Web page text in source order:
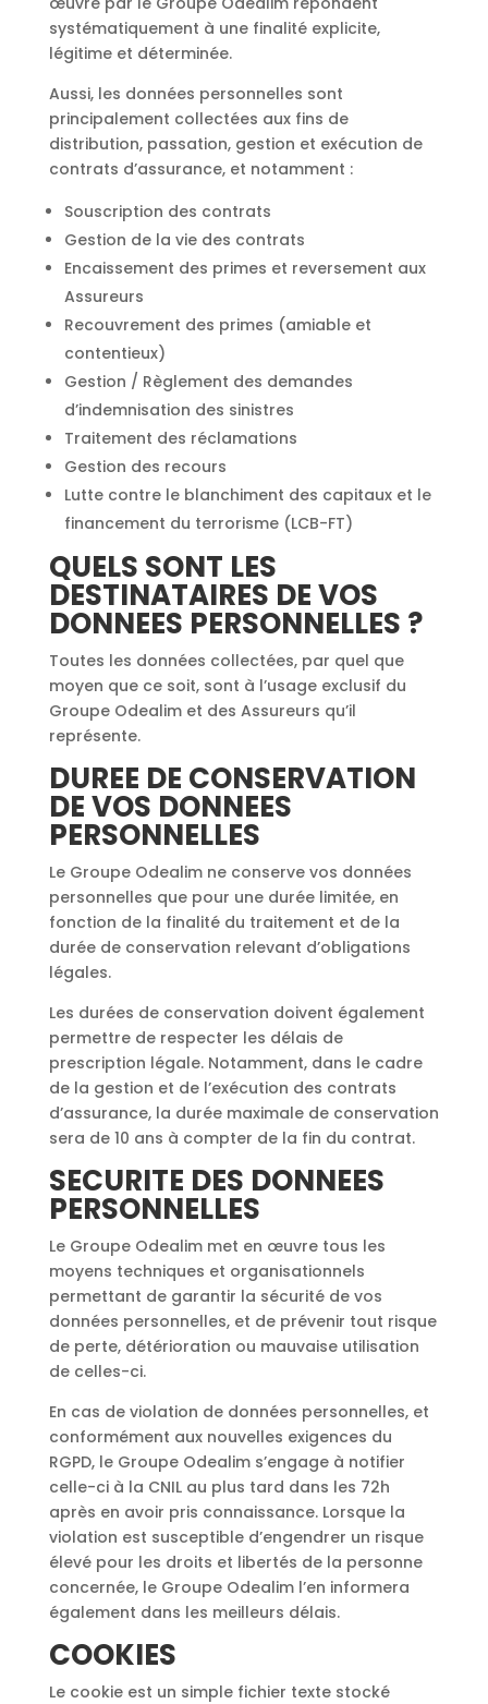
systématiquement à une finalité explicite,
légitime et déterminée.
Aussi, les données personnelles sont
principalement collectées aux fins de
distribution, passation, gestion et exécution de
contrats d’assurance, et notamment :
Souscription des contrats
Gestion de la vie des contrats
Encaissement des primes et reversement aux
Assureurs
Recouvrement des primes (amiable et
contentieux)
Gestion / Règlement des demandes
d’indemnisation des sinistres
Traitement des réclamations
Gestion des recours
Lutte contre le blanchiment des capitaux et le
financement du terrorisme (LCB-FT)
QUELS SONT LES
DESTINATAIRES DE VOS
DONNEES PERSONNELLES ?
Toutes les données collectées, par quel que
moyen que ce soit, sont à l’usage exclusif du
Groupe Odealim et des Assureurs qu’il
représente.
DUREE DE CONSERVATION
DE VOS DONNEES
PERSONNELLES
Le Groupe Odealim ne conserve vos données
personnelles que pour une durée limitée, en
fonction de la finalité du traitement et de la
durée de conservation relevant d’obligations
légales.
Les durées de conservation doivent également
permettre de respecter les délais de
prescription légale. Notamment, dans le cadre
de la gestion et de l’exécution des contrats
d’assurance, la durée maximale de conservation
sera de 10 ans à compter de la fin du contrat.
SECURITE DES DONNEES
PERSONNELLES
Le Groupe Odealim met en œuvre tous les
moyens techniques et organisationnels
permettant de garantir la sécurité de vos
données personnelles, et de prévenir tout risque
de perte, détérioration ou mauvaise utilisation
de celles-ci.
En cas de violation de données personnelles, et
conformément aux nouvelles exigences du
RGPD, le Groupe Odealim s’engage à notifier
celle-ci à la CNIL au plus tard dans les 72h
après en avoir pris connaissance. Lorsque la
violation est susceptible d’engendrer un risque
élevé pour les droits et libertés de la personne
concernée, le Groupe Odealim l’en informera
également dans les meilleurs délais.
COOKIES
Le cookie est un simple fichier texte stocké